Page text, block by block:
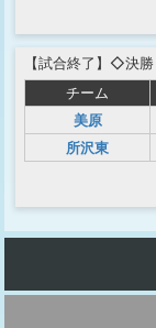
【試合終了 】◇決勝
チーム
美原
所沢東